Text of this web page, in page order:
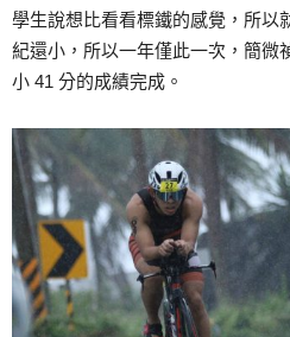
學生說想比看看標鐵的感覺，所以
紀還小，所以一年僅此一次，簡微
小 41 分的成績完成。